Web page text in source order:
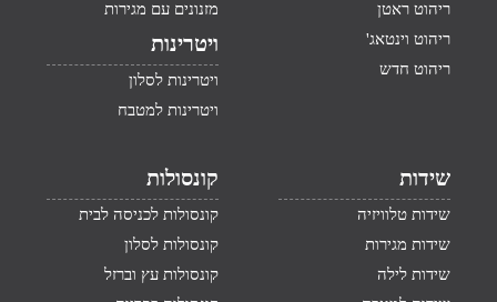
ריהוט ראטן
ריהוט וינטאג'
ריהוט חדש
מזנונים עם מגירות
ויטרינות
ויטרינות לסלון
ויטרינות למטבח
שידות
שידות טלוויזיה
שידות מגירות
שידות לילה
קונסולות
קונסולות לכניסה לבית
קונסולות לסלון
קונסולות עץ וברזל